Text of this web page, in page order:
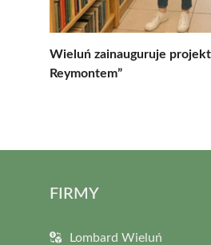
Wieluń zainauguruje projekt
Reymontem”
FIRMY
Lombard Wieluń